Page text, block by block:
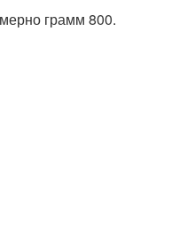
грамм 800.